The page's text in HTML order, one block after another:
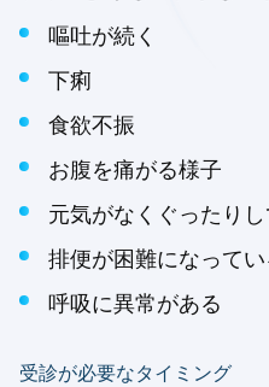
嘔吐が続く
下痢
食欲不振
お腹を痛がる様子
元気がなくぐったり
排便が困難になってい
呼吸に異常がある
受診が必要なタイミング